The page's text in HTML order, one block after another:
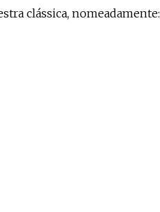
clássica, nomeadamente: